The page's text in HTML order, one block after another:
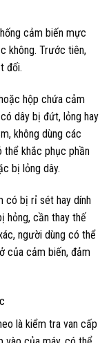
cảm biến mực
không. Trước tiên,
đối.
hộp chứa cảm
dây bị đứt, lỏng hay
không dùng các
thể khắc phục phần
bị lỏng dây.
có bị rỉ sét hay dính
hỏng, cần thay thế
người dùng có thể
của cảm biến, đảm
là kiểm tra van cấp